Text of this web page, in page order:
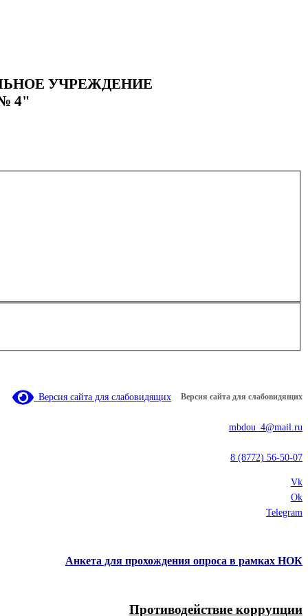
УЧРЕЖДЕНИЕ
4"
Версия сайта для слабовидящих Версия сайта для слабовидящих
mbdou_4@mail.ru
8 (8772) 56-50-07
Vk
Ok
Telegram
Анкета для прохождения опроса в рамках НОК
Противодействие коррупции